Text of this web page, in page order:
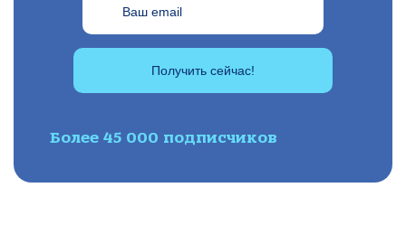
Получить сейчас!
Более 45 000 подписчиков